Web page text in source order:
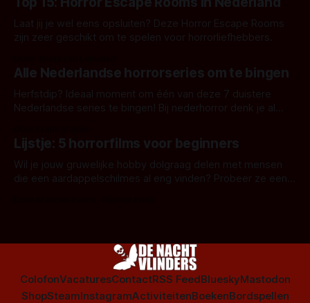
Laat jij je wel eens opsluiten? Deze Horror Escape Rooms
zijn zeer geschikt om te spelen voor horrorliefhebbers.
Alle Nederlandse horrorseries om te bingen
Herfstdip? Ideaal moment om één van deze 7 duistere
Nederlandse series te bingen! Bij nederhorror denk je al
Amsterdamned of The Johnsons. Maar Nederlandse horror
is niet beperkt tot films. Hier een aantal Nederlandse tv-
series uit het duistere of horrorgenre. Als
Lijstje: 5 horrorfilms voor beginners
Wil je jouw gruwelijke hobby dolgraag delen met mensen
die een aardappelschilmes al eng vinden? Probeer ze eens
ColofonVacaturesContactRSS FeedBlueskyMastodon
ShopSteamInstagramActiviteitenBoekenBordspellen